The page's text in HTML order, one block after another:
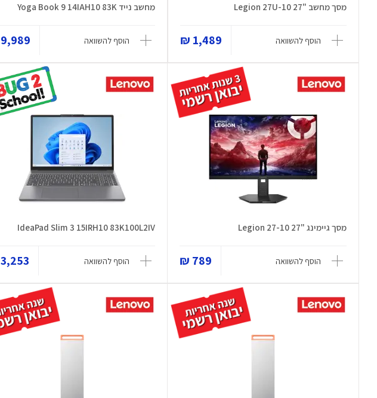
מסך מחשב "27 Legion 27U-10
הוסף להשוואה 1,489 ₪
מחשב נייד Yoga Book 9 14IAH10 83K
הוסף להשוואה 9,989 ₪
מסך גיימינג "27 Legion 27-10
הוסף להשוואה 789 ₪
IdeaPad Slim 3 15IRH10 83K100L2IV
הוסף להשוואה 3,253 ₪